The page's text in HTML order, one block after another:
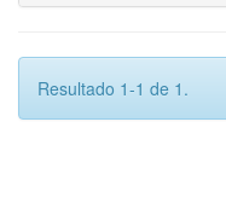
Resultado 1-1 de 1.